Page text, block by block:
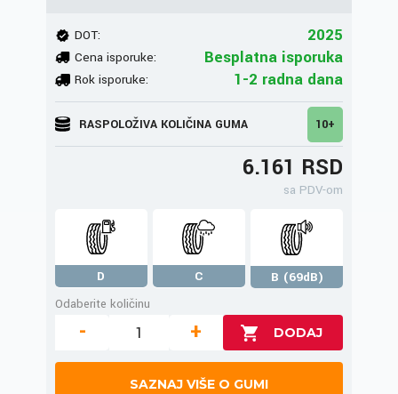
DOT: 2025
Cena isporuke: Besplatna isporuka
Rok isporuke: 1-2 radna dana
RASPOLOŽIVA KOLIČINA GUMA 10+
6.161 RSD
sa PDV-om
D C
B (69dB)
Odaberite količinu
- +
SAZNAJ VIŠE O GUMI